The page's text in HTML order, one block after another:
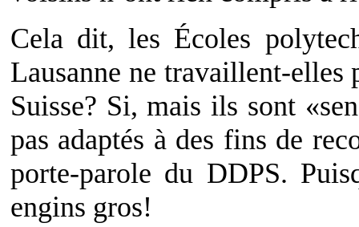
Cela dit, les Écoles
Lausanne ne travaillent-elles
Suisse? Si, mais ils sont
pas adaptés à des fins de
porte-parole du DDPS.
engins gros!